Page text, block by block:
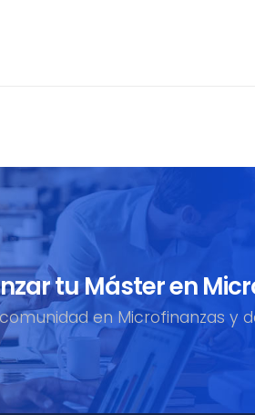
tu Máster en
en Microfinanzas y